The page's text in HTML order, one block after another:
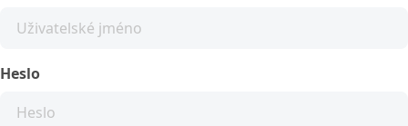
Heslo